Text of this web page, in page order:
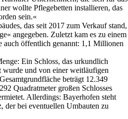
wollte Pflegebetten installieren, das
sein.«
das seit 2017 zum Verkauf stand,
angegeben. Zuletzt kam es zu einem
auch öffentlich genannt: 1,1 Millionen
Ein Schloss, das urkundlich
wurde und von einer weitläufigen
beträgt 12.349
Quadratmeter großen Schlosses
Allerdings: Bayerhofen steht
der bei eventuellen Umbauten zu